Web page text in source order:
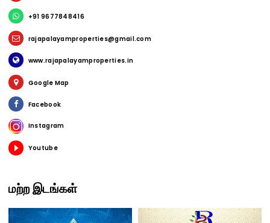
+91 9677848416
rajapalayamproperties@gmail.com
www.rajapalayamproperties.in
Google Map
Facebook
Instagram
Youtube